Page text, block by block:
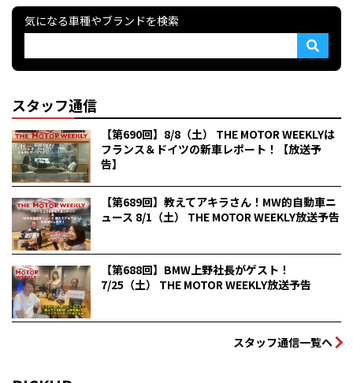
気になる車種やブランドを検索
スタッフ通信
【第690回】8/8（土） THE MOTOR WEEKLYは
フランス＆ドイツの新車レポート！【放送予
告】
【第689回】教えてアキラさん！MW的自動車ニ
ュース 8/1（土） THE MOTOR WEEKLY放送予告
【第688回】BMW上野社長がゲスト！
7/25（土） THE MOTOR WEEKLY放送予告
スタッフ通信一覧へ